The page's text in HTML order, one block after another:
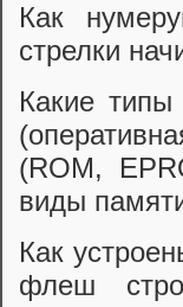
Как
стрелки
Какие
(ROM,
виды
Как
флеш